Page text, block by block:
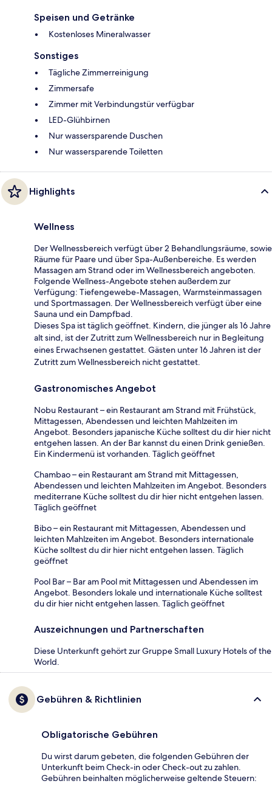
Speisen und Getränke
Kostenloses Mineralwasser
Sonstiges
Tägliche Zimmerreinigung
Zimmersafe
Zimmer mit Verbindungstür verfügbar
LED-Glühbirnen
Nur wassersparende Duschen
Nur wassersparende Toiletten
Highlights
Wellness
Der Wellnessbereich verfügt über 2 Behandlungsräume, sowie
Räume für Paare und über Spa-Außenbereiche. Es werden
Massagen am Strand oder im Wellnessbereich angeboten.
Folgende Wellness-Angebote stehen außerdem zur
Verfügung: Tiefengewebe-Massagen, Warmsteinmassagen
und Sportmassagen. Der Wellnessbereich verfügt über eine
Sauna und ein Dampfbad.
Dieses Spa ist täglich geöffnet. Kindern, die jünger als 16 Jahre
alt sind, ist der Zutritt zum Wellnessbereich nur in Begleitung
eines Erwachsenen gestattet. Gästen unter 16 Jahren ist der
Zutritt zum Wellnessbereich nicht gestattet.
Gastronomisches Angebot
Nobu Restaurant – ein Restaurant am Strand mit Frühstück,
Mittagessen, Abendessen und leichten Mahlzeiten im
Angebot. Besonders japanische Küche solltest du dir hier nicht
entgehen lassen. An der Bar kannst du einen Drink genießen.
Ein Kindermenü ist vorhanden. Täglich geöffnet
Chambao – ein Restaurant am Strand mit Mittagessen,
Abendessen und leichten Mahlzeiten im Angebot. Besonders
mediterrane Küche solltest du dir hier nicht entgehen lassen.
Täglich geöffnet
Bibo – ein Restaurant mit Mittagessen, Abendessen und
leichten Mahlzeiten im Angebot. Besonders internationale
Küche solltest du dir hier nicht entgehen lassen. Täglich
geöffnet
Pool Bar – Bar am Pool mit Mittagessen und Abendessen im
Angebot. Besonders lokale und internationale Küche solltest
du dir hier nicht entgehen lassen. Täglich geöffnet
Auszeichnungen und Partnerschaften
Diese Unterkunft gehört zur Gruppe Small Luxury Hotels of the
World.
Gebühren & Richtlinien
Obligatorische Gebühren
Du wirst darum gebeten, die folgenden Gebühren der
Unterkunft beim Check-in oder Check-out zu zahlen.
Gebühren beinhalten möglicherweise geltende Steuern: